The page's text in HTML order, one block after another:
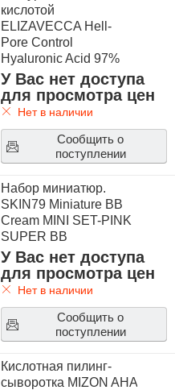
кислотой
ELIZAVECCA Hell-
Pore Control
Hyaluronic Acid 97%
У Вас нет доступа
для просмотра цен
Нет в наличии
Сообщить о
поступлении
Набор миниатюр.
SKIN79 Miniature BB
Cream MINI SET-PINK
SUPER BB
У Вас нет доступа
для просмотра цен
Нет в наличии
Сообщить о
поступлении
Кислотная пилинг-
сыворотка MIZON AHA